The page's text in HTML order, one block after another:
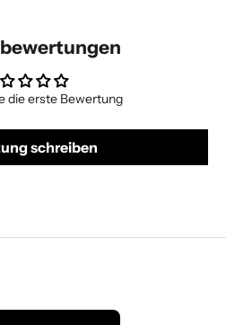
die erste Bewertung
schreiben